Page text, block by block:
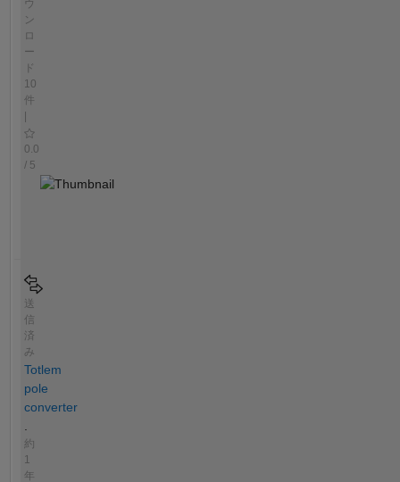
ウ
ン
ロ
ー
ド
10
件
|
0.0
/ 5
送
信
済
み
Totlem
pole
converter
約
1
年